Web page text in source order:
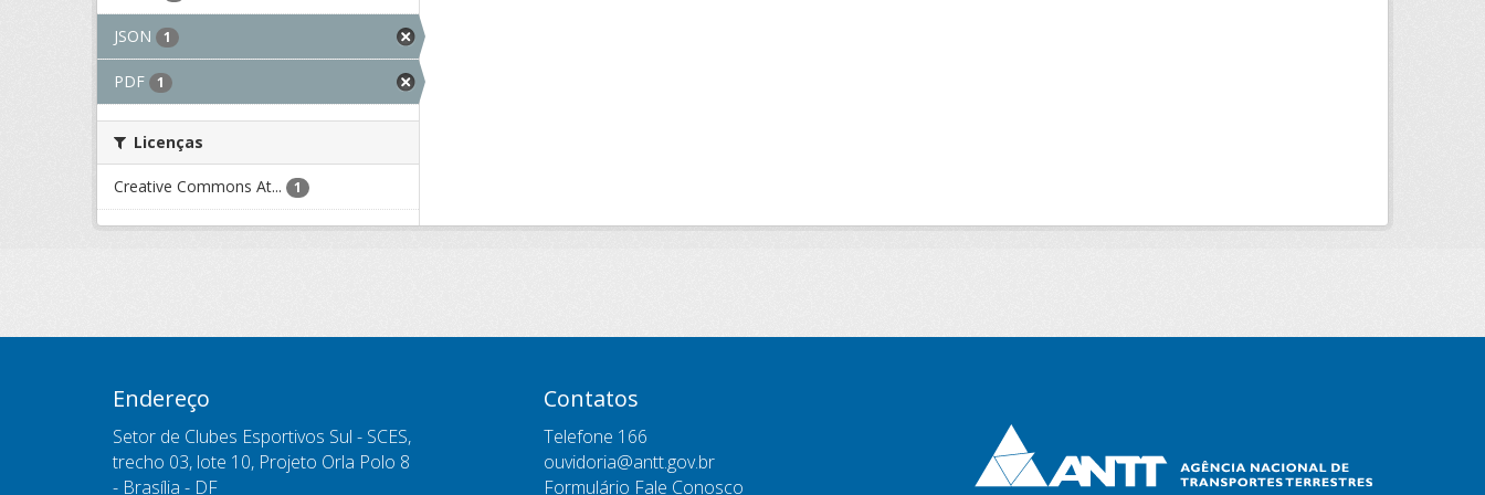
JSON 1
PDF 1
Licenças
Creative Commons At... 1
Endereço
Setor de Clubes Esportivos Sul - SCES,
trecho 03, lote 10, Projeto Orla Polo 8
- Brasília - DF
Contatos
Telefone 166
ouvidoria@antt.gov.br
Formulário Fale Conosco